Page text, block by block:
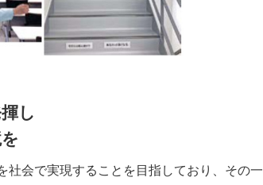
し
社会で実現することを目指しており、その一